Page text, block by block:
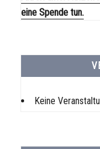
eine Spende tun.
Keine